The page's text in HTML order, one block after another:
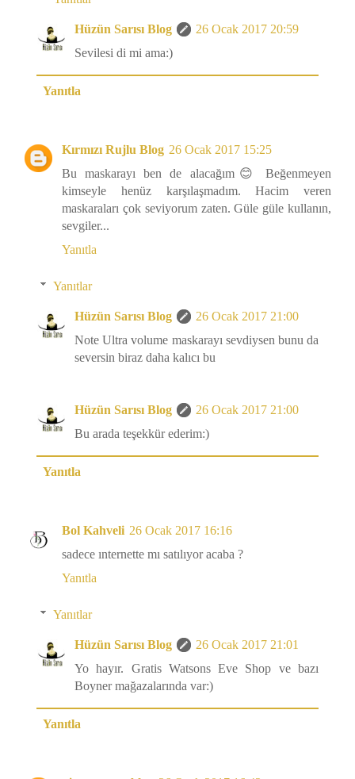
Hüzün Sarısı Blog
26 Ocak 2017 20:59
Sevilesi di mi ama:)
Yanıtla
Kırmızı Rujlu Blog 26 Ocak 2017 15:25
Bu maskarayı ben de alacağım😊 Beğenmeyen
kimseyle henüz karşılaşmadım. Hacim veren
maskaraları çok seviyorum zaten. Güle güle kullanın,
sevgiler...
Yanıtla
Yanıtlar
Hüzün Sarısı Blog
26 Ocak 2017 21:00
Note Ultra volume maskarayı sevdiysen bunu da
seversin biraz daha kalıcı bu
Hüzün Sarısı Blog
26 Ocak 2017 21:00
Bu arada teşekkür ederim:)
Yanıtla
Bol Kahveli 26 Ocak 2017 16:16
sadece ınternette mı satılıyor acaba ?
Yanıtla
Yanıtlar
Hüzün Sarısı Blog
26 Ocak 2017 21:01
Yo hayır. Gratis Watsons Eve Shop ve bazı
Boyner mağazalarında var:)
Yanıtla